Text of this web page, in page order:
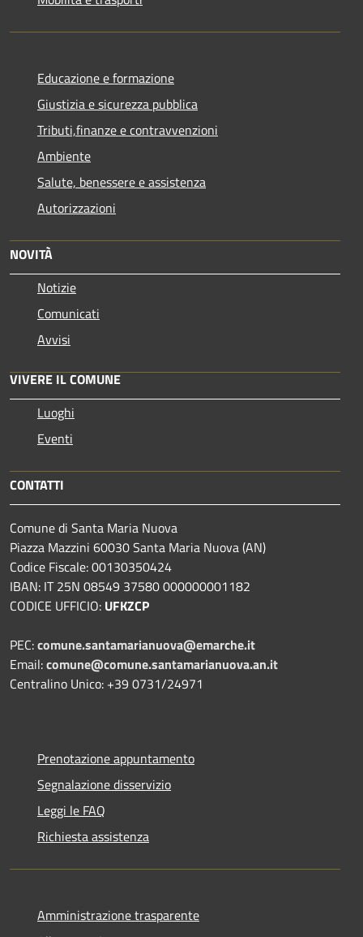
Educazione e formazione
Giustizia e sicurezza pubblica
Tributi,finanze e contravvenzioni
Ambiente
Salute, benessere e assistenza
Autorizzazioni
NOVITÀ
Notizie
Comunicati
Avvisi
VIVERE IL COMUNE
Luoghi
Eventi
CONTATTI
Comune di Santa Maria Nuova
Piazza Mazzini 60030 Santa Maria Nuova (AN)
Codice Fiscale: 00130350424
IBAN: IT 25N 08549 37580 000000001182
CODICE UFFICIO: UFKZCP
PEC:comune.santamarianuova@emarche.it
Email:comune@comune.santamarianuova.an.it
Centralino Unico: +39 0731/24971
Prenotazione appuntamento
Segnalazione disservizio
Leggi le FAQ
Richiesta assistenza
Amministrazione trasparente